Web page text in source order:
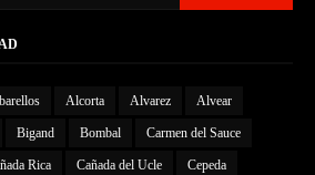
Alcorta Alvarez Alvear
Bigand Bombal Carmen del Sauce
Rica Cañada del Ucle Cepeda